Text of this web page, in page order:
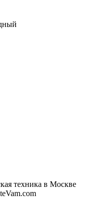
техника в Москве